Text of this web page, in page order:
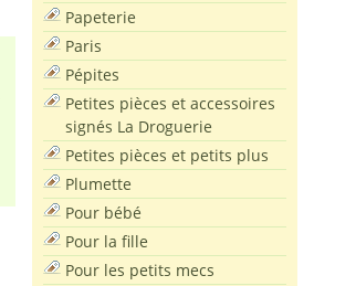
Papeterie
Paris
Pépites
Petites pièces et accessoires
signés La Droguerie
Petites pièces et petits plus
Plumette
Pour bébé
Pour la fille
Pour les petits mecs